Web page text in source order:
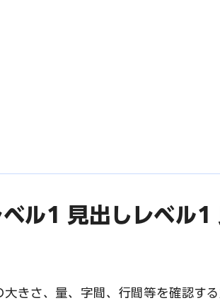
ベル1 見出しレベル
大きさ、量、字間、行間等を確認す